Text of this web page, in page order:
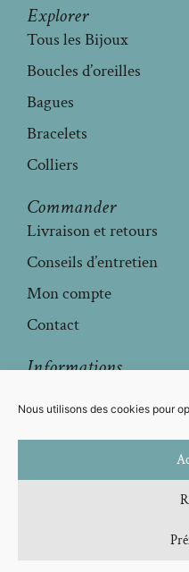
Nous utilisons des cookies pour
Explorer
Tous les Bijoux
Boucles d’oreilles
Bagues
Bracelets
Colliers
Commander
Livraison et retours
Conseils d’entretien
Mon compte
Contact
Informations
Conditions générales de
Politique de
Politique de cookies